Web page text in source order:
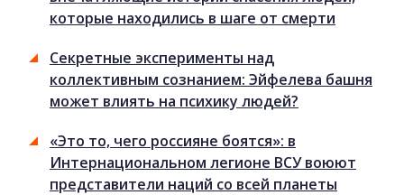
которые находились в шаге от смерти
Секретные эксперименты над
коллективным сознанием: Эйфелева башня
может влиять на психику людей?
«Это то, чего россияне боятся»: в
Интернациональном легионе ВСУ воюют
представители наций со всей планеты